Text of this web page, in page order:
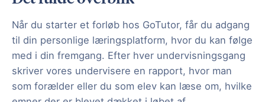
Når du starter et forløb hos GoTutor, får du adgang
til din personlige læringsplatform, hvor du kan følge
med i din fremgang. Efter hver undervisningsgang
skriver vores undervisere en rapport, hvor man
som forælder eller du som elev kan læse om, hvilke